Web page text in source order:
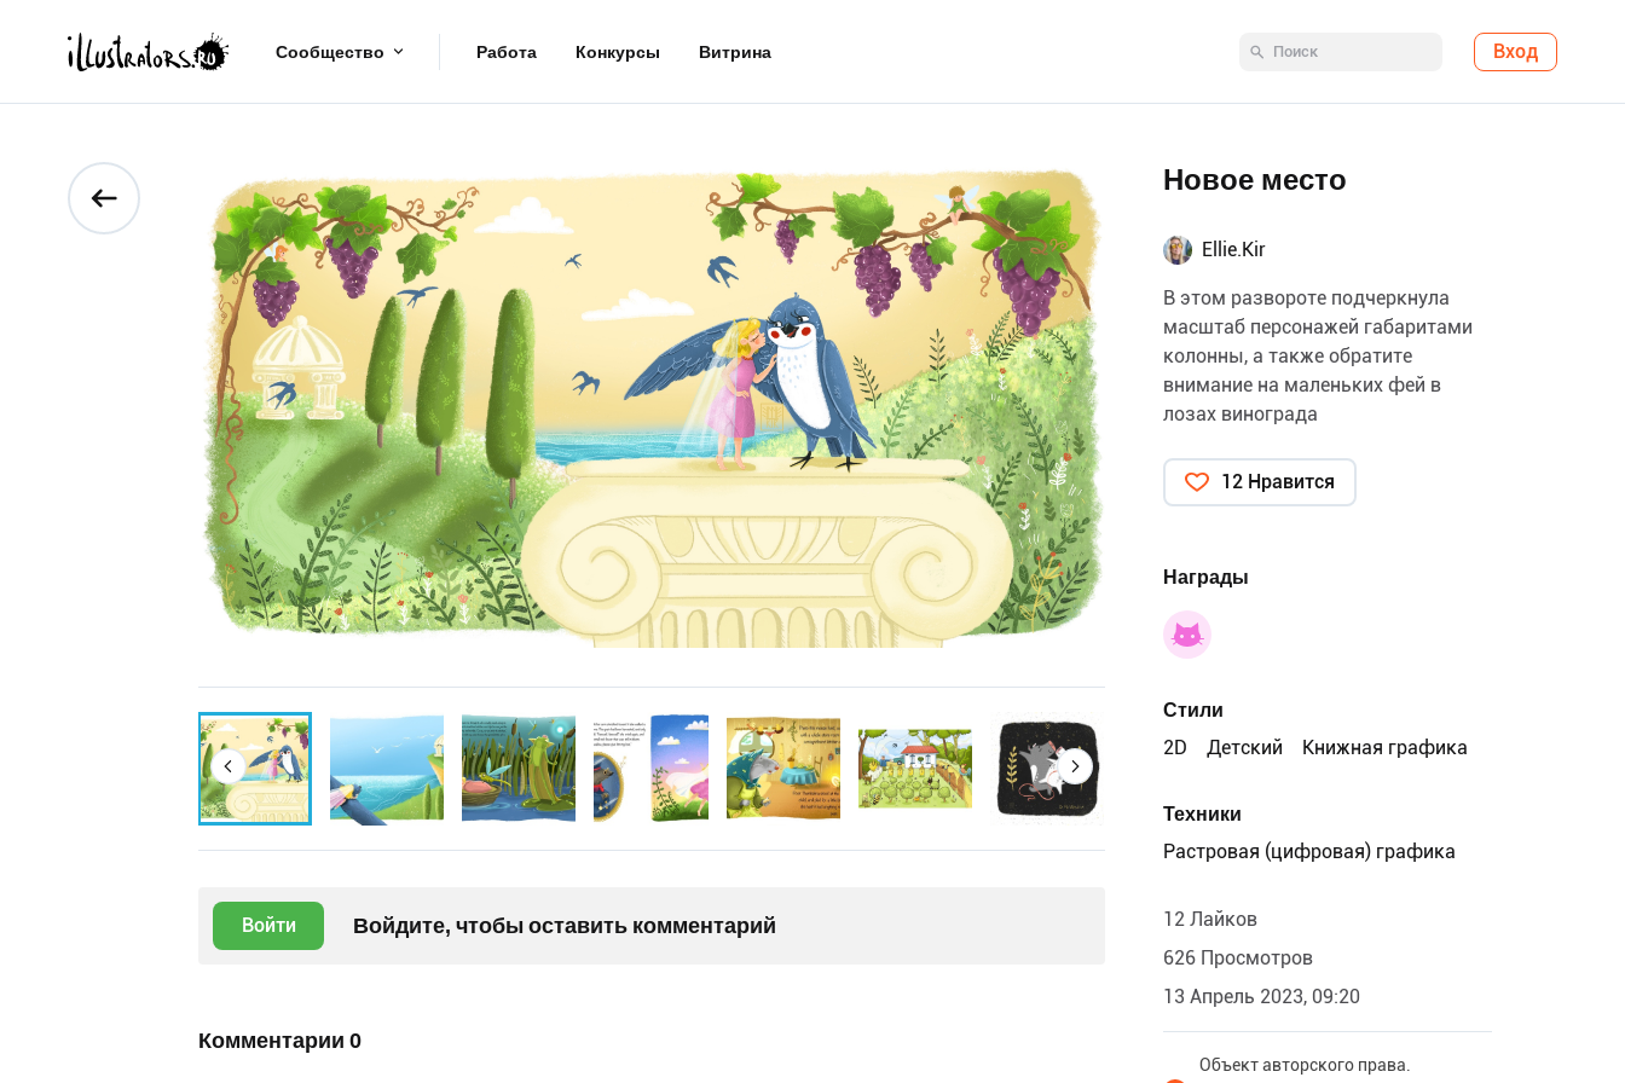
Сообщество Работа Конкурсы Витрина Вход
Войти Войдите, чтобы оставить комментарий
Комментарии 0
Новое место
Ellie.Kir
В этом развороте подчеркнула
масштаб персонажей габаритами
колонны, а также обратите
внимание на маленьких фей в
лозах винограда
12 Нравится
Награды
Стили
2D
Детский Книжная графика
Техники
Растровая (цифровая) графика
12 Лайков
626 Просмотров
13 Апрель 2023, 09:20
Объект авторского права.